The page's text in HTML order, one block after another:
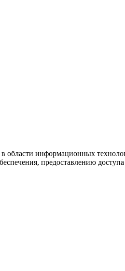
информационных
предоставлению